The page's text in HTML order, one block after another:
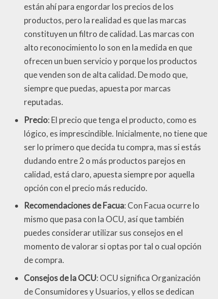
están ahí para engordar los precios de los
productos, pero la realidad es que las marcas
constituyen un filtro de calidad. Las marcas con
alto reconocimiento lo son en la medida en que
ofrecen un buen servicio y porque los productos
que venden son de alta calidad. De modo que,
siempre que puedas, apuesta por marcas
reputadas.
Precio: El precio que tenga el producto, como es
lógico, es imprescindible. Inicialmente, no tiene que
ser lo primero que decida tu compra, mas si estás
dudando entre 2 o más productos parejos en
calidad, está claro, apuesta siempre por aquella
opción con el precio más reducido.
Recomendaciones de Facua: Con Facua ocurre lo
mismo que pasa con la OCU, así que también
puedes considerar utilizar sus consejos en el
momento de valorar si optas por tal o cual opción
de compra.
Consejos de la OCU: OCU significa Organización
de Consumidores y Usuarios, y ellos se dedican